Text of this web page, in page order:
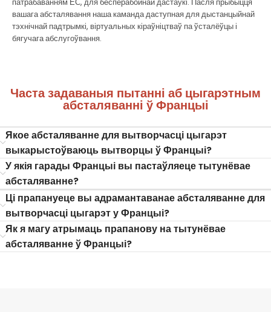
вашага абсталявання наша каманда даступная для дыстанцыйнай
тэхнічнай падтрымкі, віртуальных кіраўніцтваў па ўсталёўцы і
бягучага абслугоўвання.
Часта задаваныя пытанні аб цыгарэтным
абсталяванні ў Францыі
Якое абсталяванне для вытворчасці цыгарэт
выкарыстоўваюць вытворцы ў Францыі?
У якія гарады Францыі вы пастаўляеце тытунёвае
абсталяванне?
Ці прапануеце вы адрамантаванае абсталяванне для
вытворчасці цыгарэт у Францыі?
Як я магу атрымаць прапанову на тытунёвае
абсталяванне ў Францыі?